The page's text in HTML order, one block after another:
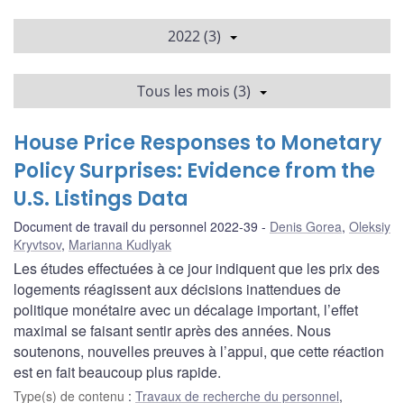
2022 (3)
Tous les mois (3)
House Price Responses to Monetary
Policy Surprises: Evidence from the
U.S. Listings Data
Document de travail du personnel 2022-39 Denis Gorea, Oleksiy
Kryvtsov, Marianna Kudlyak
Les études effectuées à ce jour indiquent que les prix des
logements réagissent aux décisions inattendues de
politique monétaire avec un décalage important, l’effet
maximal se faisant sentir après des années. Nous
soutenons, nouvelles preuves à l’appui, que cette réaction
est en fait beaucoup plus rapide.
Type(s) de contenu : Travaux de recherche du personnel,